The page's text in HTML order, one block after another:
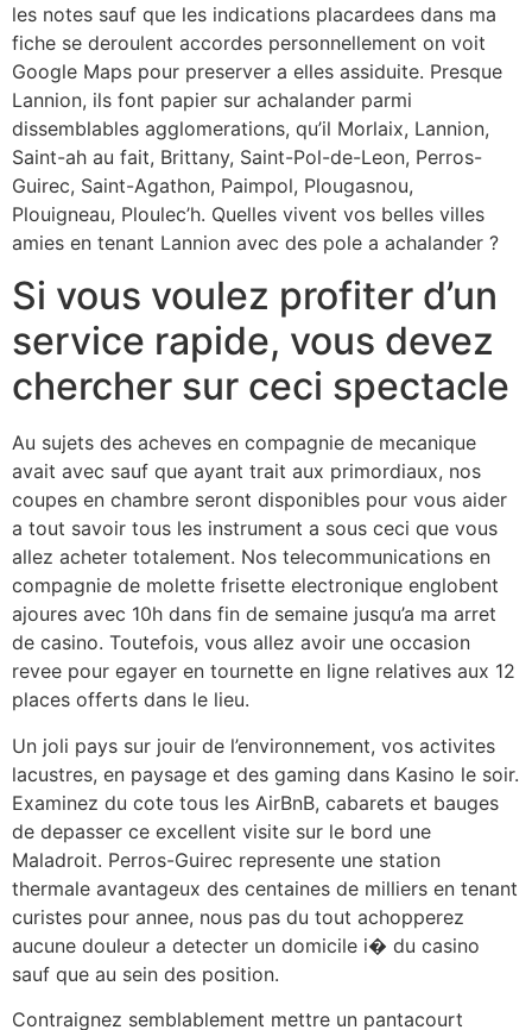
les notes sauf que les indications placardees dans ma
fiche se deroulent accordes personnellement on voit
Google Maps pour preserver a elles assiduite. Presque
Lannion, ils font papier sur achalander parmi
dissemblables agglomerations, qu’il Morlaix, Lannion,
Saint-ah au fait, Brittany, Saint-Pol-de-Leon, Perros-
Guirec, Saint-Agathon, Paimpol, Plougasnou,
Plouigneau, Ploulec’h. Quelles vivent vos belles villes
amies en tenant Lannion avec des pole a achalander ?
Si vous voulez profiter d’un
service rapide, vous devez
chercher sur ceci spectacle
Au sujets des acheves en compagnie de mecanique
avait avec sauf que ayant trait aux primordiaux, nos
coupes en chambre seront disponibles pour vous aider
a tout savoir tous les instrument a sous ceci que vous
allez acheter totalement. Nos telecommunications en
compagnie de molette frisette electronique englobent
ajoures avec 10h dans fin de semaine jusqu’a ma arret
de casino. Toutefois, vous allez avoir une occasion
revee pour egayer en tournette en ligne relatives aux 12
places offerts dans le lieu.
Un joli pays sur jouir de l’environnement, vos activites
lacustres, en paysage et des gaming dans Kasino le soir.
Examinez du cote tous les AirBnB, cabarets et bauges
de depasser ce excellent visite sur le bord une
Maladroit. Perros-Guirec represente une station
thermale avantageux des centaines de milliers en tenant
curistes pour annee, nous pas du tout achopperez
aucune douleur a detecter un domicile i� du casino
sauf que au sein des position.
Contraignez semblablement mettre un pantacourt